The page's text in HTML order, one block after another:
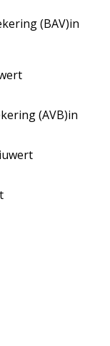
(BAV)in
(AVB)in